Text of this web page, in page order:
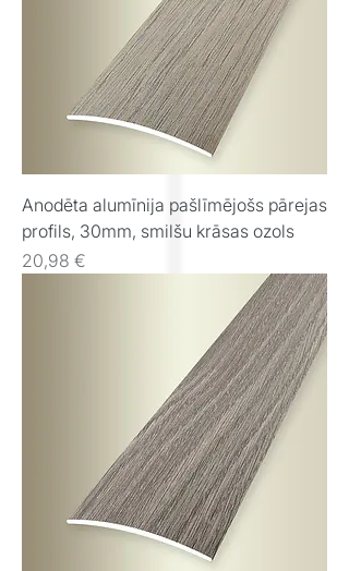
Anodēta alumīnija pašlīmējošs pārejas
profils, 30mm, smilšu krāsas ozols
Cena
20,98 €